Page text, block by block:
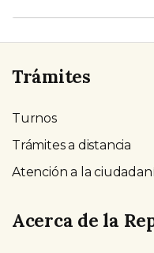
Trámites
Turnos
Trámites a distancia
Atención a la
Acerca de la